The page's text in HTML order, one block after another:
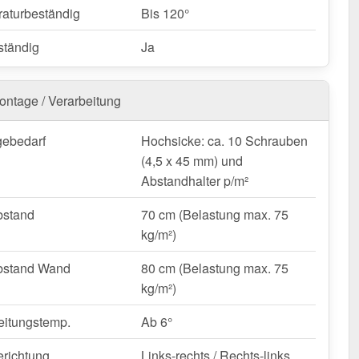
werden.
Wellplatte | 76/18 bestellen – Schnell geliefert
wetterfest, individuell auf Maß – bestellen Sie jetzt und
vom Widerruf ausgeschlossen
Bis 120°
Ja
/ Verarbeitung
Hochsicke: ca. 10 Schrauben
(4,5 x 45 mm) und
Abstandhalter p/m²
70 cm (Belastung max. 75
kg/m²)
Wand
80 cm (Belastung max. 75
kg/m²)
Ab 6°